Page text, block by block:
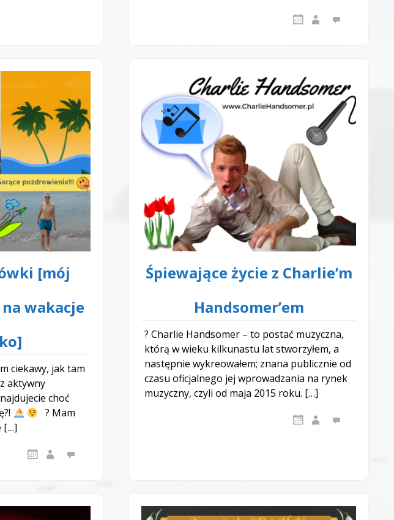
[mój
wakacje
ciekawy, jak tam
aktywny
choć
? Mam
[…]
Śpiewające życie z Charlie’m
Handsomer’em
? Charlie Handsomer – to postać muzyczna,
którą w wieku kilkunastu lat stworzyłem, a
następnie wykreowałem; znana publicznie od
czasu oficjalnego jej wprowadzania na rynek
muzyczny, czyli od maja 2015 roku. […]